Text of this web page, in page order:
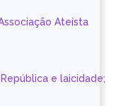
Ateísta
e laicidade;